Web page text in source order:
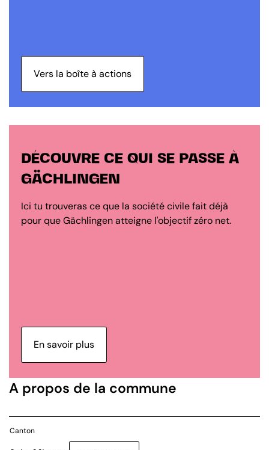
Vers la boîte à actions
DÉCOUVRE CE QUI SE PASSE À
GÄCHLINGEN
Ici tu trouveras ce que la société civile fait déjà
pour que Gächlingen atteigne l'objectif zéro net.
En savoir plus
A propos de la commune
Canton